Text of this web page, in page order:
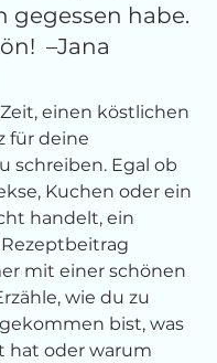
gegessen habe.
–Jana
einen köstlichen
für deine
schreiben. Egal ob
Kuchen oder ein
handelt, ein
mit einer schönen
wie du zu
bist, was
hat oder warum